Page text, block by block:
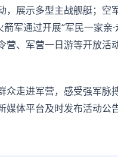
展示多型主战舰艇；空
军通过开展“军民一家亲
、军营一日游等开放活
走进军营，感受强军脉
体平台及时发布活动公